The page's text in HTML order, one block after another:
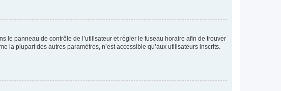
le panneau de contrôle de l’utilisateur et régler le fuseau horaire afin de trouver
la plupart des autres paramètres, n’est accessible qu’aux utilisateurs inscrits.